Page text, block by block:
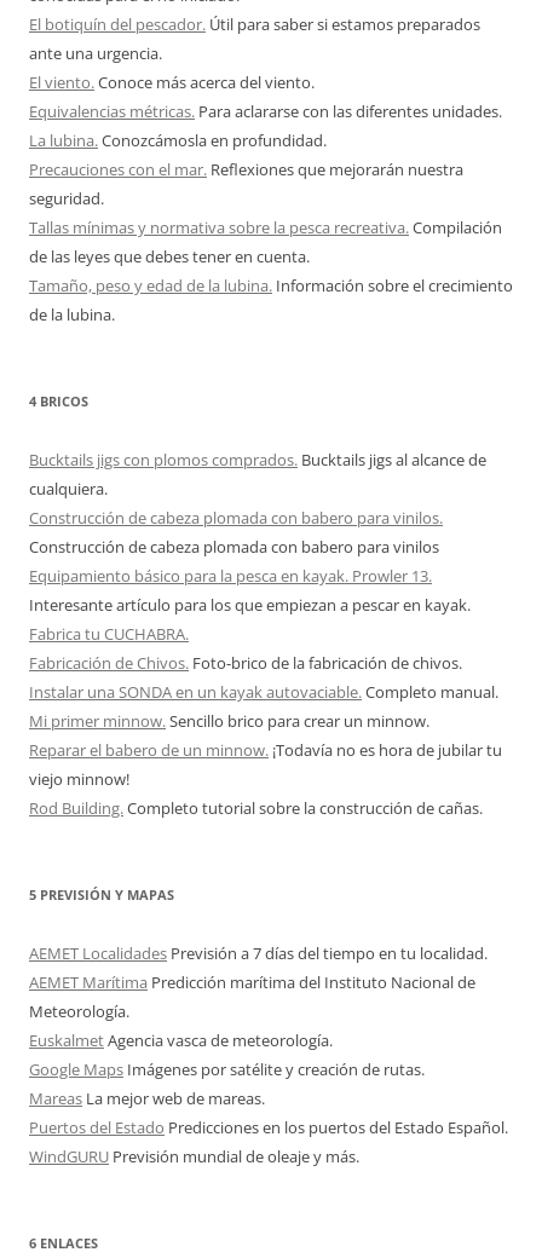
El botiquín del pescador. Útil para saber si estamos preparados
ante una urgencia.
El viento.Conoce más acerca del viento.
Equivalencias métricas. Para aclararse con las diferentes unidades.
La lubina.Conozcámosla en profundidad.
Precauciones con el mar. Reflexiones que mejorarán nuestra
seguridad.
Tallas mínimas y normativa sobre la pesca recreativa.Compilación
de las leyes que debes tener en cuenta.
Tamaño, peso y edad de la lubina. Información sobre el crecimiento
de la lubina.
4 BRICOS
Bucktails jigs con plomos comprados. Bucktails jigs al alcance de
cualquiera.
Construcción de cabeza plomada con babero para vinilos.
Construcción de cabeza plomada con babero para vinilos
Equipamiento básico para la pesca en kayak. Prowler 13.
Interesante artículo para los que empiezan a pescar en kayak.
Fabrica tu CUCHABRA.
Fabricación de Chivos. Foto-brico de la fabricación de chivos.
Instalar una SONDA en un kayak autovaciable.Completo manual.
Mi primer minnow.Sencillo brico para crear un minnow.
Reparar el babero de un minnow. ¡Todavía no es hora de jubilar tu
viejo minnow!
Rod Building.Completo tutorial sobre la construcción de cañas.
5 PREVISIÓN Y MAPAS
AEMET Localidades Previsión a 7 días del tiempo en tu localidad.
AEMET Marítima Predicción marítima del Instituto Nacional de
Meteorología.
EuskalmetAgencia vasca de meteorología.
Google Maps Imágenes por satélite y creación de rutas.
Mareas La mejor web de mareas.
Puertos del Estado Predicciones en los puertos del Estado Español.
WindGURU Previsión mundial de oleaje y más.
6 ENLACES